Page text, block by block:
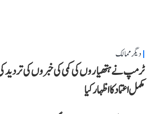
دیگر ممالک
ٹرمپ نے ہتھیاروں کی کمی کی خبروں کی تردید
مکمل اعتماد کا اظہار کیا